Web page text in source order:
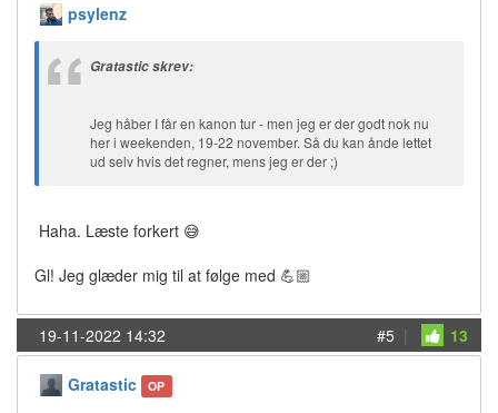
psylenz
Gratastic skrev:
Jeg håber I får en kanon tur - men jeg er der godt nok nu
her i weekenden, 19-22 november. Så du kan ånde lettet
ud selv hvis det regner, mens jeg er der ;)
Haha. Læste forkert 😅
Gl! Jeg glæder mig til at følge med 💪🏼
19-11-2022 14:32 #5 | 13
Gratastic OP